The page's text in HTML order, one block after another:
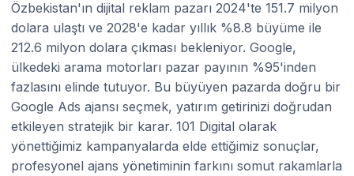
Özbekistan'ın dijital reklam pazarı 2024'te 151.7 milyon
dolara ulaştı ve 2028'e kadar yıllık %8.8 büyüme ile
212.6 milyon dolara çıkması bekleniyor. Google,
ülkedeki arama motorları pazar payının %95'inden
fazlasını elinde tutuyor. Bu büyüyen pazarda doğru bir
Google Ads ajansı seçmek, yatırım getirinizi doğrudan
etkileyen stratejik bir karar. 101 Digital olarak
yönettiğimiz kampanyalarda elde ettiğimiz sonuçlar,
profesyonel ajans yönetiminin farkını somut rakamlarla